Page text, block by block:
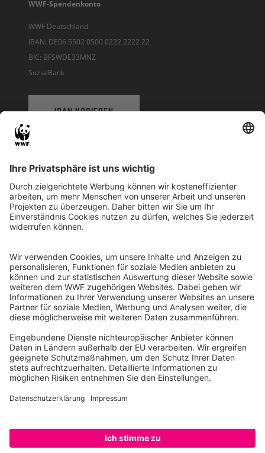
WWF-Spendenkonto
WWF Deutschland
IBAN: DE06 5502 0500 0222 2222 22
BIC: BFSWDE33MNZ
SozialBank
IBAN KOPIEREN
WWF Deutschland
Reinhardtstr. 18
10117 Berlin
Ihre Spende kann steuerlich geltend gemacht werden
Registriert als Stiftung WWF Deutschland, Senatsverwaltung für
Justiz Berlin, Az: 3416/976/2
Umsatzsteuer-Identifikationsnummer: DE 114236103
Freistellungsbescheid: Als gemeinnützige Körperschaft befreit
von der Körperschaftssteuer gem. §5 I 9 KStg. unter der
Steuernummer 27/641/09321